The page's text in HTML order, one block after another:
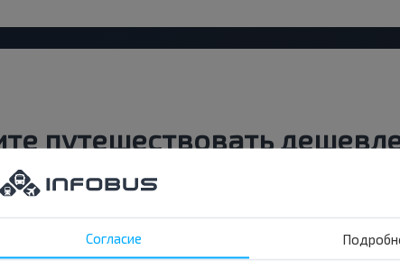
путешествовать
специальные акции, скидки и другие интересные
INFOBUS. Подпишись на получение новостей и
с нами дешевле!
Согласие